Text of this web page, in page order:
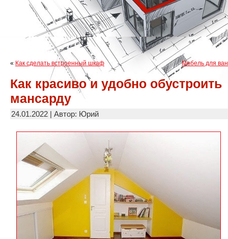
« Как сделать встроенный шкаф Мебель для
Как красиво и удобно обустроить
мансарду
24.01.2022 | Автор: Юрий